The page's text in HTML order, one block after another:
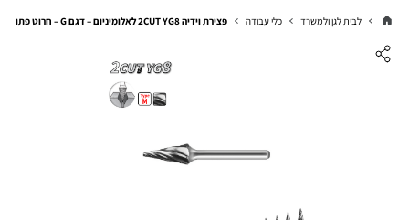
לבית לגן ולמשרד כלי עבודה פצירת וידיה 2CUT YG8 לאלומיניום – דגם G – חרוט פתוח | B.Tech